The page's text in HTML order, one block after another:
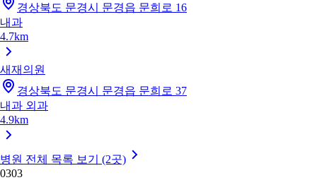
경상북도 문경시 문경읍 문희로 16
내과
4.7km
새재의원
경상북도 문경시 문경읍 문희로 37
내과 외과
4.9km
병원 전체 목록 보기 (2곳)
0303